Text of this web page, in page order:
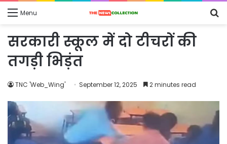
Menu
सरकारी स्कूल में दो टीचरों की
तगड़ी भिड़ंत
TNC 'Web_Wing' September 12, 2025 2 minutes read